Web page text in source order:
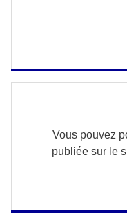
Vous pouvez
publiée sur le